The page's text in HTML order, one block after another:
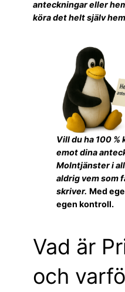
anteckningar eller
köra det helt själv
Vill du ha 100 %
emot dina
Molntjänster i
aldrig vem som
skriver. Med
egen kontroll.
Vad är
och